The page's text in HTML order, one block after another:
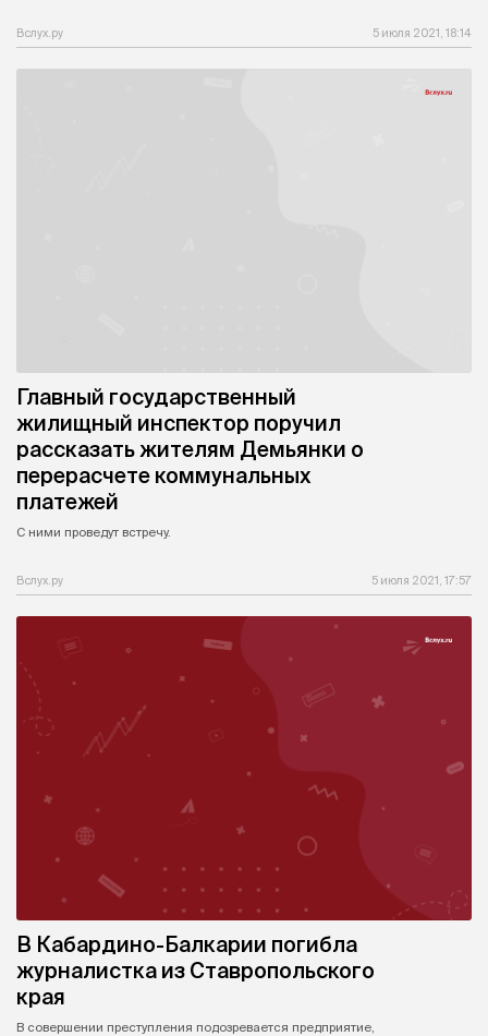
Вслух.ру 5 июля 2021, 18:14
Главный государственный
жилищный инспектор поручил
рассказать жителям Демьянки о
перерасчете коммунальных
платежей
С ними проведут встречу.
Вслух.ру 5 июля 2021, 17:57
В Кабардино-Балкарии погибла
журналистка из Ставропольского
края
В совершении преступления подозревается предприятие,